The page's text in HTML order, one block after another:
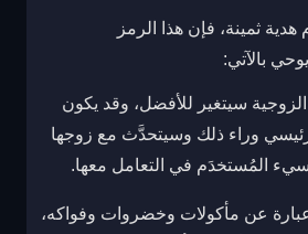
هدية ثمينة، فإن هذا الرمز
بالآتي:
سيتغير للأفضل، وقد يكون
وراء ذلك وسيتحدَّث مع زوجها
المُستخدَم في التعامل معها.
عبارة عن مأكولات وخضروات وفواكه،